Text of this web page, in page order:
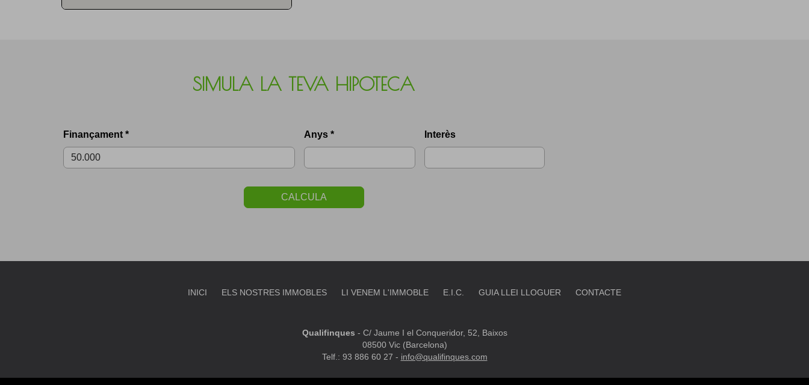
SIMULA LA TEVA HIPOTECA
Finançament * Anys * Interès
CALCULA
INICI ELS NOSTRES IMMOBLES LI VENEM L'IMMOBLE E.I.C. GUIA LLEI LLOGUER CONTACTE
Qualifinques - C/ Jaume I el Conqueridor, 52, Baixos
08500 Vic (Barcelona)
Telf.: 93 886 60 27 - info@qualifinques.com